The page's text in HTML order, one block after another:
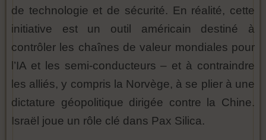
de technologie et de sécurité. En réalité, cette
initiative est un outil américain destiné à
contrôler les chaînes de valeur mondiales pour
l’IA et les semi-conducteurs – et à contraindre
les alliés, y compris la Norvège, à se plier à une
dictature géopolitique dirigée contre la Chine.
Israël joue un rôle clé dans Pax Silica.